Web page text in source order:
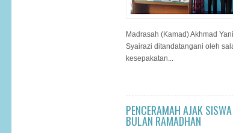
Madrasah (Kamad) Akhmad
Syairazi ditandatangani oleh
kesepakatan...
PENCERAMAH AJAK
BULAN RAMADHAN